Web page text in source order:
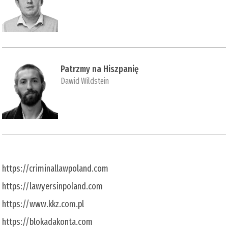
Patrzmy na Hiszpanię
Dawid Wildstein
https://criminallawpoland.com
https://lawyersinpoland.com
https://www.kkz.com.pl
https://blokadakonta.com